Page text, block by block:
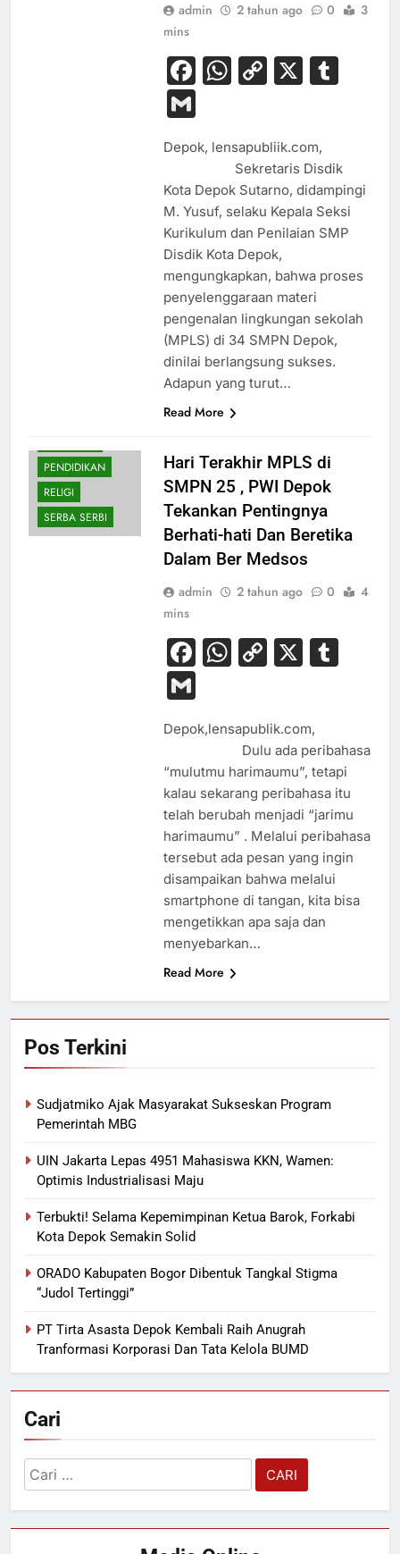
admin 2 tahun ago 0
3
mins
Facebook
WhatsApp
Copy
X
Gmail
Depok, lensapubliik.com,
Sekretaris Disdik
Kota Depok Sutarno, didampingi
M. Yusuf, selaku Kepala Seksi
Kurikulum dan Penilaian SMP
Disdik Kota Depok,
mengungkapkan, bahwa proses
penyelenggaraan materi
pengenalan lingkungan sekolah
(MPLS) di 34 SMPN Depok,
dinilai berlangsung sukses.
Adapun yang turut…
Read More
PENDIDIKAN
RELIGI
SERBA SERBI
Hari Terakhir MPLS di
SMPN 25 , PWI Depok
Tekankan Pentingnya
Berhati-hati Dan Beretika
Dalam Ber Medsos
admin 2 tahun ago 0
4
mins
Facebook
WhatsApp
Copy
X
Gmail
Depok,lensapublik.com,
Dulu ada peribahasa
“mulutmu harimaumu”, tetapi
kalau sekarang peribahasa itu
telah berubah menjadi “jarimu
harimaumu” . Melalui peribahasa
tersebut ada pesan yang ingin
disampaikan bahwa melalui
smartphone di tangan, kita bisa
mengetikkan apa saja dan
menyebarkan…
Read More
Pos Terkini
Sudjatmiko Ajak Masyarakat Sukseskan Program
Pemerintah MBG
UIN Jakarta Lepas 4951 Mahasiswa KKN, Wamen:
Optimis Industrialisasi Maju
Terbukti! Selama Kepemimpinan Ketua Barok, Forkabi
Kota Depok Semakin Solid
ORADO Kabupaten Bogor Dibentuk Tangkal Stigma
“Judol Tertinggi”
PT Tirta Asasta Depok Kembali Raih Anugrah
Tranformasi Korporasi Dan Tata Kelola BUMD
Cari
Cari
untuk: